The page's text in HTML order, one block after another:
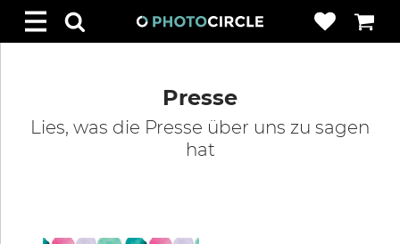
Presse
Lies, was die Presse über uns zu sagen
hat